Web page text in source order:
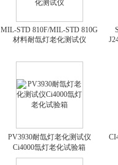
MIL-STD 810F/MIL-STD 810G
材料耐氙灯老化测试仪
PV3930耐氙灯老化测试仪
Ci4000氙灯老化试验箱